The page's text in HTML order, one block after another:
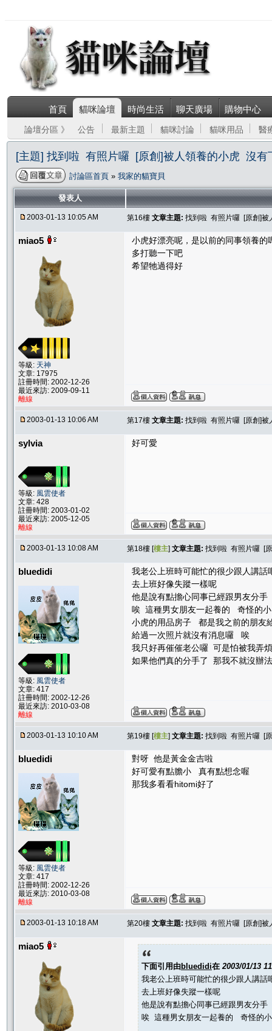
首頁 貓咪論壇 時尚生活 聊天廣場 購物中心
論壇分區 》 公告 最新主題 貓咪討論 貓咪用品 醫
[主題] 找到啦 有照片囉 [原創]被人領養的小虎 沒
討論區首頁 » 我家的貓寶貝
發表人
2003-01-13 10:05 AM 第16樓 文章主題: 找到啦 有照片囉 [原創]
miao5
等級: 天神
文章: 17975
註冊時間: 2002-12-26
最近來訪: 2009-09-11
離線
小虎好漂亮呢，是以前的同事領養的
多打聽一下吧
希望牠過得好
2003-01-13 10:06 AM 第17樓 文章主題: 找到啦 有照片囉 [原創]
sylvia
等級: 風雲使者
文章: 428
註冊時間: 2003-01-02
最近來訪: 2005-12-05
離線
好可愛
2003-01-13 10:08 AM 第18樓 [樓主] 文章主題: 找到啦 有照片囉 [
bluedidi
等級: 風雲使者
文章: 417
註冊時間: 2002-12-26
最近來訪: 2010-03-08
離線
我老公上班時可能忙的很少跟人講話
去上班好像失蹤一樣呢
他是說有點擔心同事已經跟男友分
唉 這種男女朋友一起養的 奇怪的
小虎的用品房子 都是我之前的朋友
給過一次照片就沒有消息囉 唉
我只好再催催老公囉 可是怕被我弄
如果他們真的分手了 那我不就沒辦
2003-01-13 10:10 AM 第19樓 [樓主] 文章主題: 找到啦 有照片囉 [
bluedidi
等級: 風雲使者
文章: 417
註冊時間: 2002-12-26
最近來訪: 2010-03-08
離線
對呀 他是黃金金吉啦
好可愛有點膽小 真有點想念喔
那我多看看hitomi好了
2003-01-13 10:18 AM 第20樓 文章主題: 找到啦 有照片囉 [原創]
miao5
下面引用由bluedidi在 2003/01/13
我老公上班時可能忙的很少跟人講話
去上班好像失蹤一樣呢
他是說有點擔心同事已經跟男友分
唉 這種男女朋友一起養的 奇怪的